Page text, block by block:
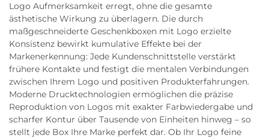
Logo Aufmerksamkeit erregt, ohne die gesamte
ästhetische Wirkung zu überlagern. Die durch
maßgeschneiderte Geschenkboxen mit Logo erzielte
Konsistenz bewirkt kumulative Effekte bei der
Markenerkennung: Jede Kundenschnittstelle verstärkt
frühere Kontakte und festigt die mentalen Verbindungen
zwischen Ihrem Logo und positiven Produkterfahrungen.
Moderne Drucktechnologien ermöglichen die präzise
Reproduktion von Logos mit exakter Farbwiedergabe und
scharfer Kontur über Tausende von Einheiten hinweg – so
stellt jede Box Ihre Marke perfekt dar. Ob Ihr Logo feine